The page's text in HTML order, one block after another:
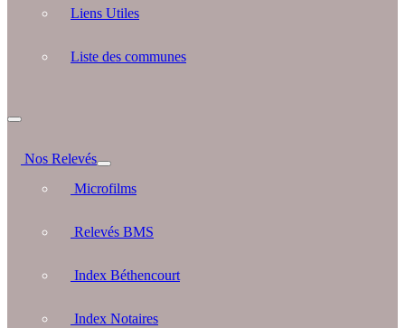
Liens Utiles
Liste des communes
Nos Relevés
Microfilms
Relevés BMS
Index Béthencourt
Index Notaires